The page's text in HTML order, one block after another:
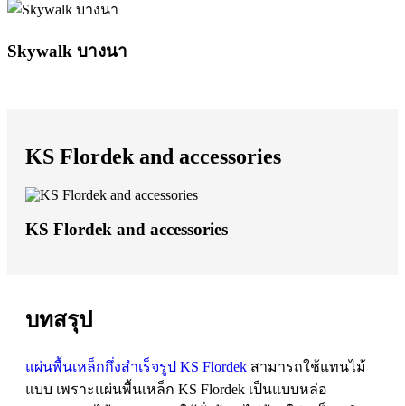
Skywalk บางนา
KS Flordek and accessories
KS Flordek and accessories
บทสรุป
แผ่นพื้นเหล็กกึ่งสำเร็จรูป KS Flordek สามารถใช้แทนไม้
แบบ เพราะแผ่นพื้นเหล็ก KS Flordek เป็นแบบหล่อ